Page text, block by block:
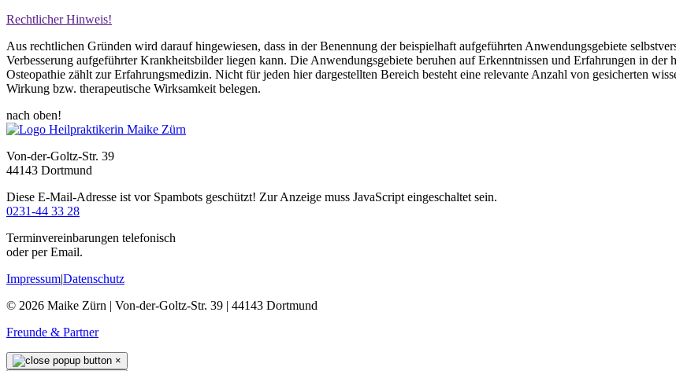
Rechtlicher Hinweis!
Aus rechtlichen Gründen wird darauf hingewiesen, dass in der Benennung der beispielhaft aufgeführten Anwendungsgebiete
Verbesserung aufgeführter Krankheitsbilder liegen kann. Die Anwendungsgebiete beruhen auf Erkenntnissen und Erfahrungen in
Osteopathie zählt zur Erfahrungsmedizin. Nicht für jeden hier dargestellten Bereich besteht eine relevante Anzahl von gesicherten
Wirkung bzw. therapeutische Wirksamkeit belegen.
nach oben!
Von-der-Goltz-Str. 39
44143 Dortmund
Diese E-Mail-Adresse ist vor Spambots geschützt! Zur Anzeige muss JavaScript eingeschaltet sein.
0231-44 33 28
Terminvereinbarungen telefonisch
oder per Email.
Impressum|Datenschutz
© 2026 Maike Zürn | Von-der-Goltz-Str. 39 | 44143 Dortmund
Freunde & Partner
×